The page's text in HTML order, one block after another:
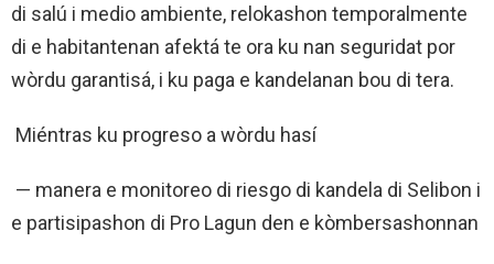
di salú i medio ambiente, relokashon temporalmente
di e habitantenan afektá te ora ku nan seguridat por
wòrdu garantisá, i ku paga e kandelanan bou di tera.
Miéntras ku progreso a wòrdu hasí
— manera e monitoreo di riesgo di kandela di Selibon i
e partisipashon di Pro Lagun den e kòmbersashonnan